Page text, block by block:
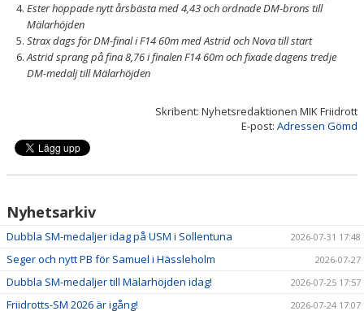
Ester hoppade nytt årsbästa med 4,43 och ordnade DM-brons till
Mälarhöjden
Strax dags för DM-final i F14 60m med Astrid och Nova till start
Astrid sprang på fina 8,76 i finalen F14 60m och fixade dagens tredje
DM-medalj till Mälarhöjden
Skribent: Nyhetsredaktionen MIK Friidrott
E-post: Adressen Gömd
Nyhetsarkiv
Dubbla SM-medaljer idag på USM i Sollentuna 2026-07-31 17:48
Seger och nytt PB för Samuel i Hässleholm 2026-07-27
Dubbla SM-medaljer till Mälarhöjden idag! 2026-07-25 17:57
Friidrotts-SM 2026 är igång! 2026-07-24 17:07